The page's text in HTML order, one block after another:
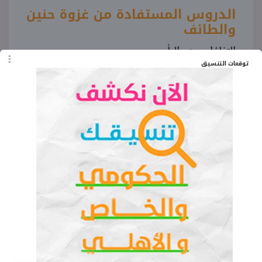
توقعات التنسيق
الدروس المستفادة من غزوة حنين
والطائف
التفاؤل وعدم اليأس
العبرة ليست بكثرة الأعداد المهم الإيمان القضية
العجلة والتسرع من أسباب الهزيمة
استخدام الوسائل المتاحة وعدم التواكل على الغير
اقرأ المزيد:
توعد الله الَّذِينَ يُحِبُّونَ أن
تَشِيعَ الفاحشة..شرح مفصل
سبب تصنيف الإمام البخاري لكتابه
الجامع الصحيح